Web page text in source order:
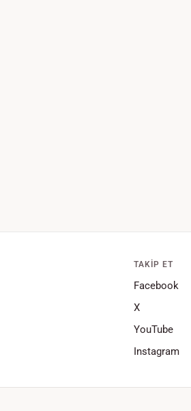
TAKIP ET
Facebook
X
YouTube
Instagram